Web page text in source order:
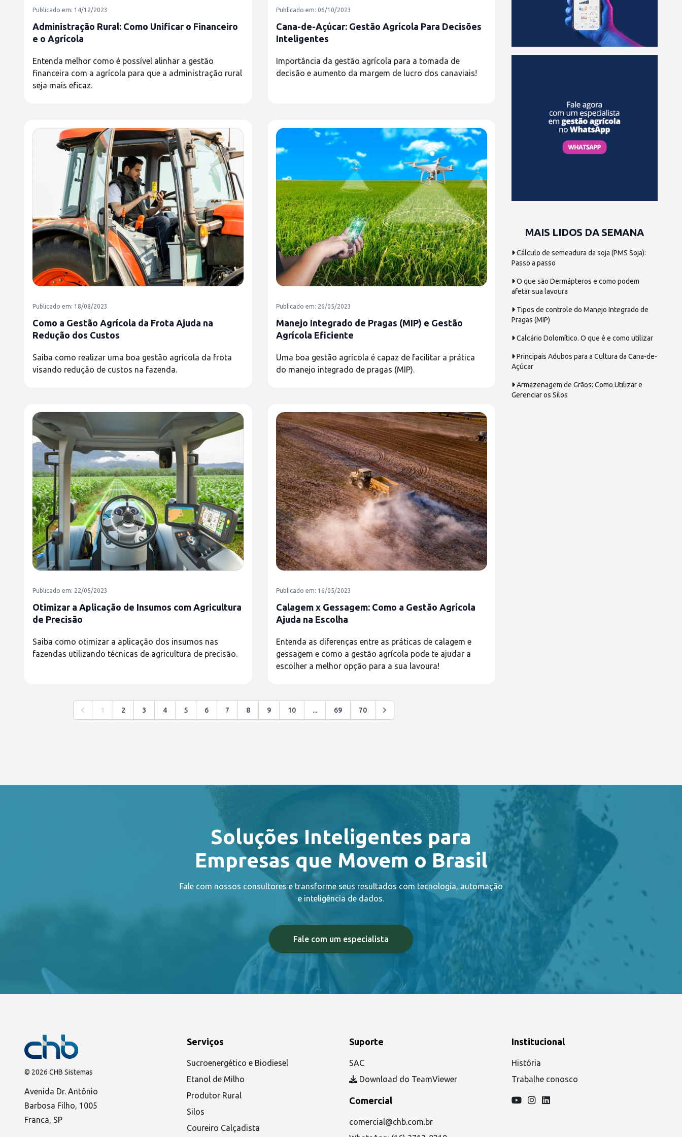
Publicado em: 14/12/2023
Administração Rural: Como Unificar o Financeiro
e o Agrícola
Entenda melhor como é possível alinhar a gestão
financeira com a agrícola para que a administração rural
seja mais eficaz.
Publicado em: 06/10/2023
Cana-de-Açúcar: Gestão Agrícola Para Decisões
Inteligentes
Importância da gestão agrícola para a tomada de
decisão e aumento da margem de lucro dos canaviais!
Publicado em: 18/08/2023
Como a Gestão Agrícola da Frota Ajuda na
Redução dos Custos
Saiba como realizar uma boa gestão agrícola da frota
visando redução de custos na fazenda.
Publicado em: 26/05/2023
Manejo Integrado de Pragas (MIP) e Gestão
Agrícola Eficiente
Uma boa gestão agrícola é capaz de facilitar a prática
do manejo integrado de pragas (MIP).
Publicado em: 22/05/2023
Otimizar a Aplicação de Insumos com Agricultura
de Precisão
Saiba como otimizar a aplicação dos insumos nas
fazendas utilizando técnicas de agricultura de precisão.
Publicado em: 16/05/2023
Calagem x Gessagem: Como a Gestão Agrícola
Ajuda na Escolha
Entenda as diferenças entre as práticas de calagem e
gessagem e como a gestão agrícola pode te ajudar a
escolher a melhor opção para a sua lavoura!
1 2 3 4 5 6 7 8 9 10 ... 69 70
MAIS LIDOS DA SEMANA
Cálculo de semeadura da soja (PMS Soja):
Passo a passo
O que são Dermápteros e como podem
afetar sua lavoura
Tipos de controle do Manejo Integrado de
Pragas (MIP)
Calcário Dolomítico. O que é e como utilizar
Principais Adubos para a Cultura da Cana-de-
Açúcar
Armazenagem de Grãos: Como Utilizar e
Gerenciar os Silos
Soluções Inteligentes para
Empresas que Movem o Brasil
Fale com nossos consultores e transforme seus resultados com tecnologia, automação
e inteligência de dados.
Fale com um especialista
© 2026 CHB Sistemas
Avenida Dr. Antônio
Barbosa Filho, 1005
Franca, SP
Serviços
Sucroenergético e Biodiesel
Etanol de Milho
Produtor Rural
Silos
Coureiro Calçadista
Suporte
SAC
Download do TeamViewer
Comercial
comercial@chb.com.br
Institucional
História
Trabalhe conosco